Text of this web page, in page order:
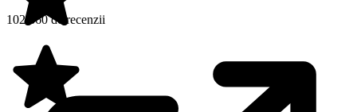
102.860 de recenzii